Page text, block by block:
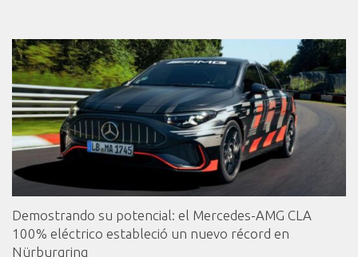
Demostrando su potencial: el Mercedes-AMG CLA
100% eléctrico estableció un nuevo récord en
Nürburgring